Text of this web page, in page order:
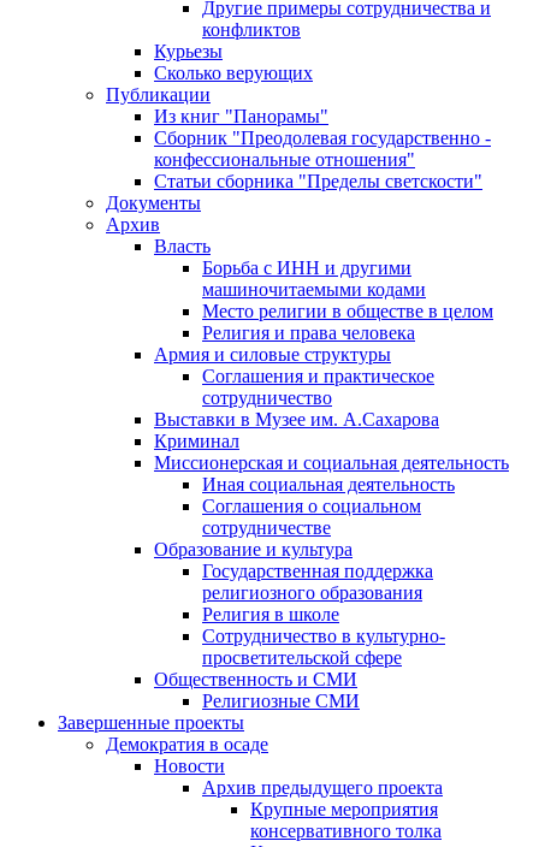
Другие примеры сотрудничества и
конфликтов
Курьезы
Сколько верующих
Публикации
Из книг "Панорамы"
Сборник "Преодолевая государственно -
конфессиональные отношения"
Статьи сборника "Пределы светскости"
Документы
Архив
Власть
Борьба с ИНН и другими
машиночитаемыми кодами
Место религии в обществе в целом
Религия и права человека
Армия и силовые структуры
Соглашения и практическое
сотрудничество
Выставки в Музее им. А.Сахарова
Криминал
Миссионерская и социальная деятельность
Иная социальная деятельность
Соглашения о социальном
сотрудничестве
Образование и культура
Государственная поддержка
религиозного образования
Религия в школе
Сотрудничество в культурно-
просветительской сфере
Общественность и СМИ
Религиозные СМИ
Завершенные проекты
Демократия в осаде
Новости
Архив предыдущего проекта
Крупные мероприятия
консервативного толка